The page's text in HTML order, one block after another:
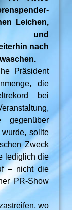
Leichen,
und
nach
Präsident
die
bei
gegenüber
sollte
Zweck
lediglich die
– nicht die
PR-Show
wo